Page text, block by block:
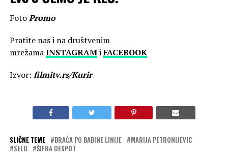
FotoPromo
Pratite nas i na društvenim
mrežamaINSTAGRAMiFACEBOOK
Izvor: filmitv.rs/Kurir
SLIČNE TEME BRAĆA PO BABINE LINIJE
MARIJA PETRONIJEVIC
SELO
ŠIFRA DESPOT